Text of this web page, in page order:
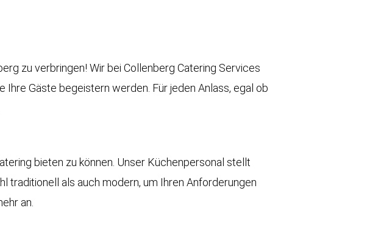
zu verbringen! Wir bei Collenberg Catering Services
Gäste begeistern werden. Für jeden Anlass, egal ob
bieten zu können. Unser Küchenpersonal stellt
traditionell als auch modern, um Ihren Anforderungen
an.